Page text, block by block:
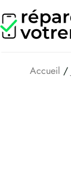
au
contenu
Accueil /